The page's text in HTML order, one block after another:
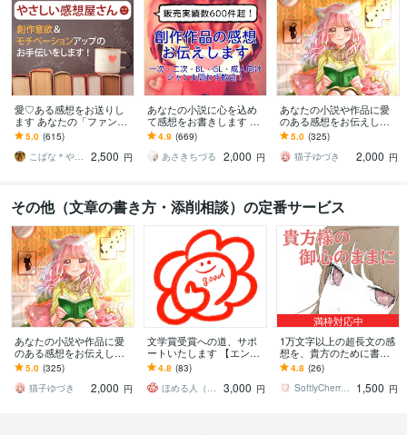
愛♡ある感想をお送りし
ます あなたの「ファン」
になって創作意欲アップ
をサポート！
5.0 (615)
こばな＊やさしい感想屋さん
2,500 円
あなたの小説に心を込め
て感想をお書きします 最
短翌日！甘口or辛口選択
可！一読者目線で感想を
お伝えします
4.9 (669)
あさきちづる
2,000 円
あなたの小説や作品に愛
のある感想をお伝えしま
す 創作品に感想（率直or
甘口）がほしい時に
5.0 (325)
猫子ゆづき
2,000 円
その他（文章の書き方・添削相談）の定番サービス
あなたの小説や作品に愛
のある感想をお伝えしま
す 創作品に感想（率直or
甘口）がほしい時に
5.0 (325)
猫子ゆづき
2,000 円
文学賞受賞への道、サポ
ートいたします 【エンタ
メ／純文学】プロが2日以
内に徹底講評
4.8 (83)
ほめる人（プロ編集者）
3,000 円
満枠対応中
1万文字以上の超長文の感
想を、貴方のために書き
ます 1万文字につき、5千
文字超えの長文の感想に
も対応可能！
4.8 (26)
SoftlyCherryOfficial
1,500 円